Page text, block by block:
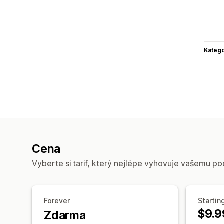
Cena
Vyberte si tarif, který nejlépe vyhovuje vašemu
Forever
Zdarma